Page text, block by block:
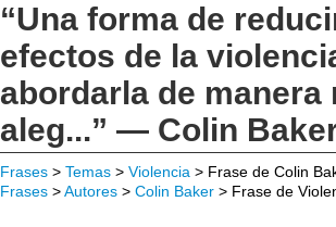
“Una forma de
efectos de la
abordarla de manera
aleg...” — Colin
Frases > Temas > Violencia > Frase de Colin
Frases >Autores > Colin Baker > Frase de